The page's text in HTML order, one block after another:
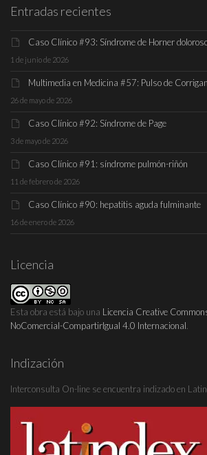
Entradas recientes
Caso Clínico #93: Síndrome de Horner
1 de junio de 2026
Multimedia en Medicina #57: Pulso de Corrigan
26 de mayo de 2026
Caso Clínico #92: Síndrome de Page
3 de mayo de 2026
Caso Clínico #91: síndrome pulmón-riñón
11 de febrero de 2026
Caso Clínico #90: hepatitis aguda fulminante
16 de enero de 2026
Licencia
Esta obra está bajo una Licencia Creative
NoComercial-CompartirIgual 4.0 Internacional.
Indización
Interconsulta On-line se encuentra indizado en